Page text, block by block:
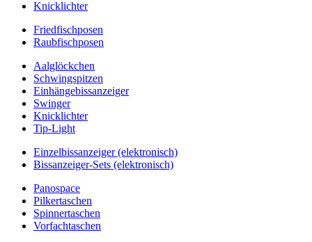
Knicklichter
Friedfischposen
Raubfischposen
Aalglöckchen
Schwingspitzen
Einhängebissanzeiger
Swinger
Knicklichter
Tip-Light
Einzelbissanzeiger (elektronisch)
Bissanzeiger-Sets (elektronisch)
Panospace
Pilkertaschen
Spinnertaschen
Vorfachtaschen